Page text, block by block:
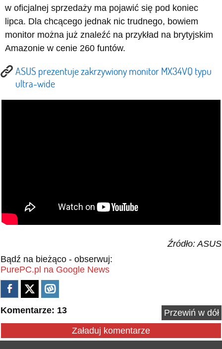
w oficjalnej sprzedaży ma pojawić się pod koniec
lipca. Dla chcącego jednak nic trudnego, bowiem
monitor można już znaleźć na przykład na brytyjskim
Amazonie w cenie 260 funtów.
ASUS prezentuje zakrzywiony monitor MX34VQ typu
ultra-wide
Źródło: ASUS
Bądź na bieżąco - obserwuj:
PurePC.pl na Google News
Komentarze: 13
Przewiń w dół
Załaduj komentarze